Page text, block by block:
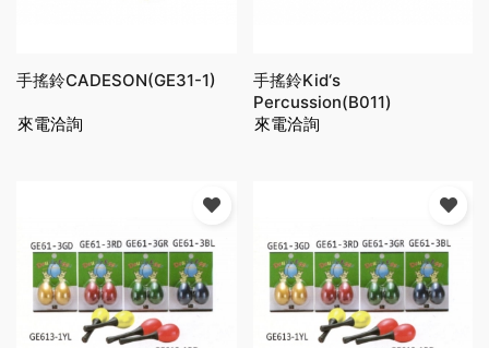
手搖鈴CADESON(GE31-1)
來電洽詢
手搖鈴Kid‘s
Percussion(B011)
來電洽詢